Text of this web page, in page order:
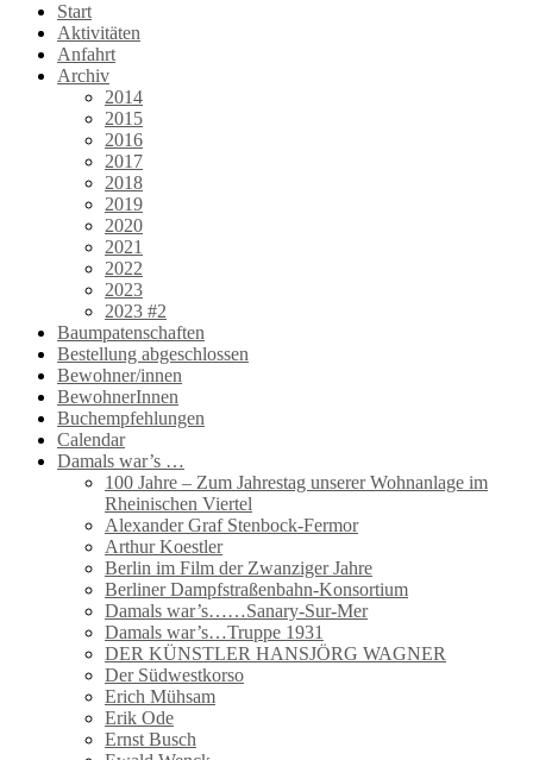
Start
Aktivitäten
Anfahrt
Archiv
2014
2015
2016
2017
2018
2019
2020
2021
2022
2023
2023 #2
Baumpatenschaften
Bestellung abgeschlossen
Bewohner/innen
BewohnerInnen
Buchempfehlungen
Calendar
Damals war’s …
100 Jahre – Zum Jahrestag unserer Wohnanlage im
Rheinischen Viertel
Alexander Graf Stenbock-Fermor
Arthur Koestler
Berlin im Film der Zwanziger Jahre
Berliner Dampfstraßenbahn-Konsortium
Damals war’s……Sanary-Sur-Mer
Damals war’s…Truppe 1931
DER KÜNSTLER HANSJÖRG WAGNER
Der Südwestkorso
Erich Mühsam
Erik Ode
Ernst Busch